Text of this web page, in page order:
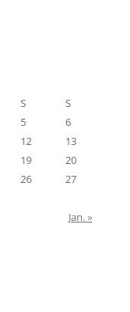
S
S
5
6
12
13
19
20
26
27
Jan. »